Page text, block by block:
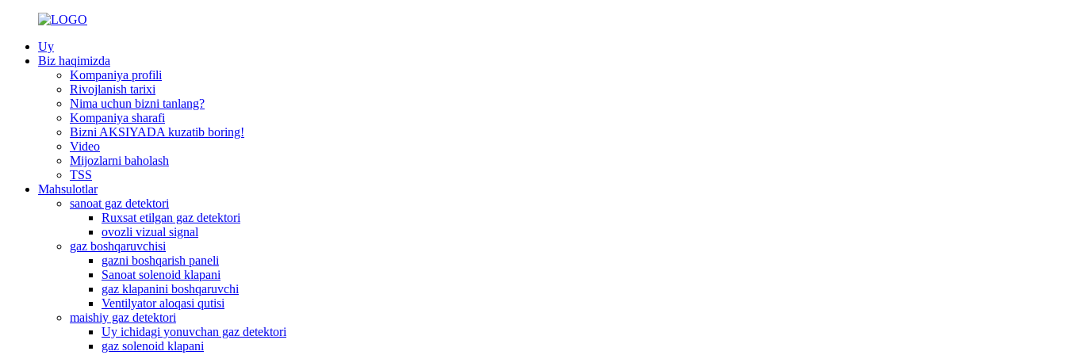
Uy
Biz haqimizda
Kompaniya profili
Rivojlanish tarixi
Nima uchun bizni tanlang?
Kompaniya sharafi
Bizni AKSIYADA kuzatib boring!
Video
Mijozlarni baholash
TSS
Mahsulotlar
sanoat gaz detektori
Ruxsat etilgan gaz detektori
ovozli vizual signal
gaz boshqaruvchisi
gazni boshqarish paneli
Sanoat solenoid klapani
gaz klapanini boshqaruvchi
Ventilyator aloqasi qutisi
maishiy gaz detektori
Uy ichidagi yonuvchan gaz detektori
gaz solenoid klapani